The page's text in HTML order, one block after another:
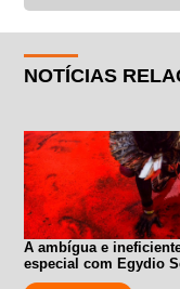
NOTÍCIAS
A ambígua e
especial com Egydio